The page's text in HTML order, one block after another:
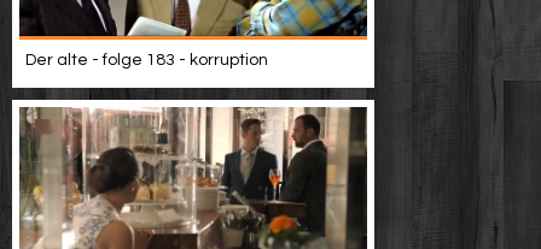
Der alte - folge 183 - korruption